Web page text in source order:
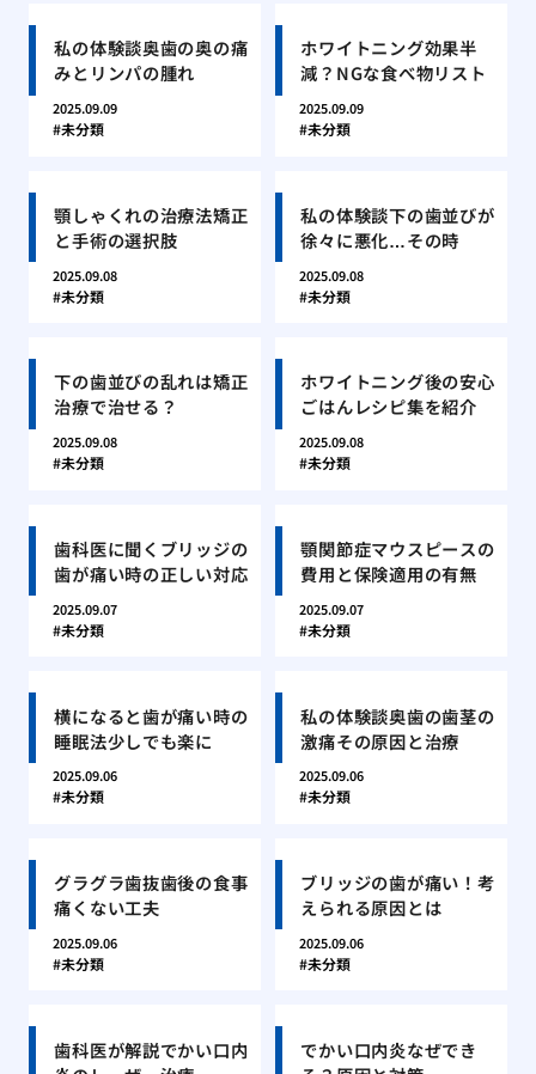
私の体験談奥歯の奥の痛
みとリンパの腫れ
2025.09.09
未分類
ホワイトニング効果半
減？NGな食べ物リスト
2025.09.09
未分類
顎しゃくれの治療法矯正
と手術の選択肢
2025.09.08
未分類
私の体験談下の歯並びが
徐々に悪化…その時
2025.09.08
未分類
下の歯並びの乱れは矯正
治療で治せる？
2025.09.08
未分類
ホワイトニング後の安心
ごはんレシピ集を紹介
2025.09.08
未分類
歯科医に聞くブリッジの
歯が痛い時の正しい対応
2025.09.07
未分類
顎関節症マウスピースの
費用と保険適用の有無
2025.09.07
未分類
横になると歯が痛い時の
睡眠法少しでも楽に
2025.09.06
未分類
私の体験談奥歯の歯茎の
激痛その原因と治療
2025.09.06
未分類
グラグラ歯抜歯後の食事
痛くない工夫
2025.09.06
未分類
ブリッジの歯が痛い！考
えられる原因とは
2025.09.06
未分類
歯科医が解説でかい口内
でかい口内炎なぜでき